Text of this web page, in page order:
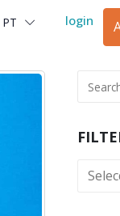
PT
العربية
login